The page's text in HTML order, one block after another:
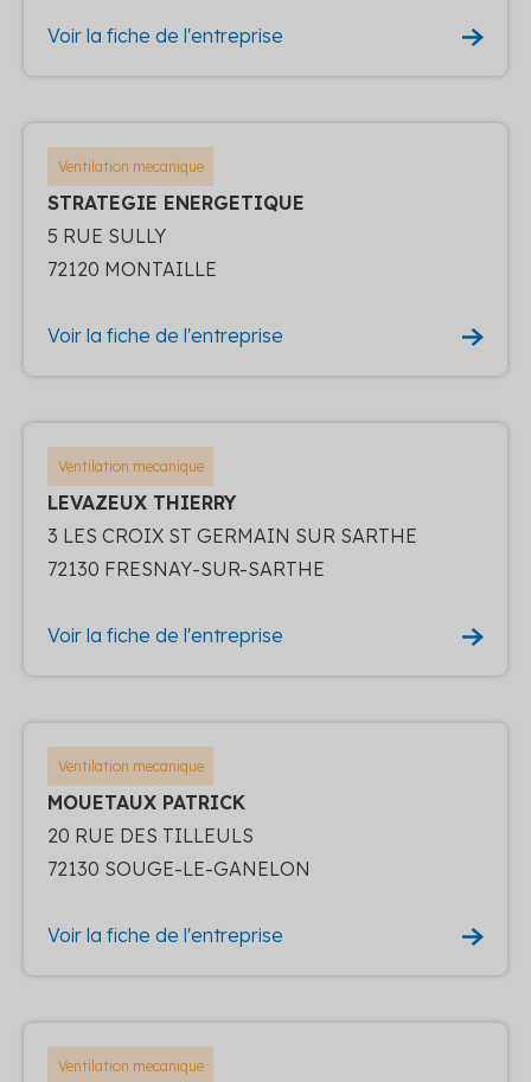
Voir la fiche de l'entreprise
Ventilation mecanique
STRATEGIE ENERGETIQUE
5 RUE SULLY
72120 MONTAILLE
Voir la fiche de l'entreprise
Ventilation mecanique
LEVAZEUX THIERRY
3 LES CROIX ST GERMAIN SUR SARTHE
72130 FRESNAY-SUR-SARTHE
Voir la fiche de l'entreprise
Ventilation mecanique
MOUETAUX PATRICK
20 RUE DES TILLEULS
72130 SOUGE-LE-GANELON
Voir la fiche de l'entreprise
Ventilation mecanique